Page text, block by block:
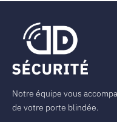
Notre équipe vous
de votre porte blindée.